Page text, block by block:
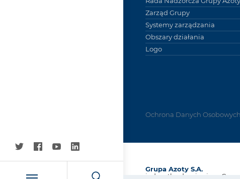
Zarząd Grupy
Systemy zarządzania
Obszary działania
Logo
Ochrona Danych Osobowych
Grupa Azoty S.A.
jednostka dominująca Grupy